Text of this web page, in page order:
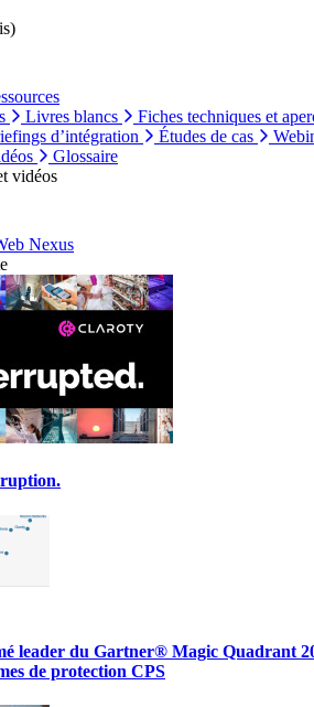
Livres blancs
Fiches techniques et
d’intégration Études de cas
Glossaire
vidéos
Nexus
leader du Gartner® Magic Quadrant
de protection CPS